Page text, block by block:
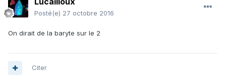
Posté(e) 27 octobre 2016
On dirait de la baryte sur le 2
Citer